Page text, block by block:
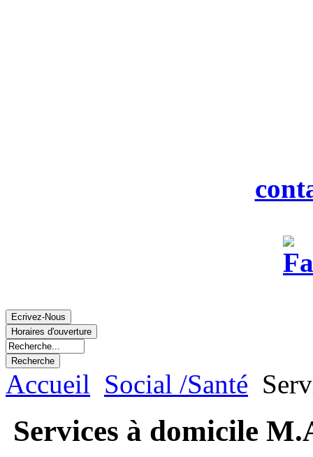
Accueil Social /Santé
Services à domicile